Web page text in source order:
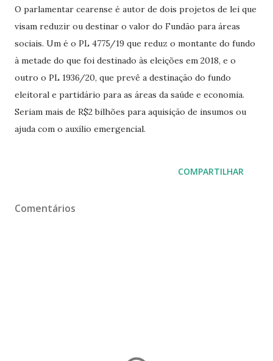
O parlamentar cearense é autor de dois projetos de lei que
visam reduzir ou destinar o valor do Fundão para áreas
sociais. Um é o PL 4775/19 que reduz o montante do fundo
à metade do que foi destinado às eleições em 2018, e o
outro o PL 1936/20, que prevê a destinação do fundo
eleitoral e partidário para as áreas da saúde e economia.
Seriam mais de R$2 bilhões para aquisição de insumos ou
ajuda com o auxílio emergencial.
COMPARTILHAR
Comentários